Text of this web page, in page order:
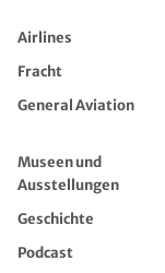
Airlines
Fracht
General Aviation
Museen und
Ausstellungen
Geschichte
Podcast